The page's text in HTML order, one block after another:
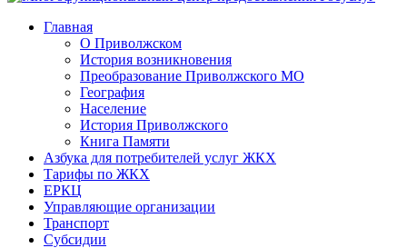
Главная
О Приволжском
История возникновения
Преобразование Приволжского МО
География
Население
История Приволжского
Книга Памяти
Азбука для потребителей услуг ЖКХ
Тарифы по ЖКХ
ЕРКЦ
Управляющие организации
Транспорт
Субсидии